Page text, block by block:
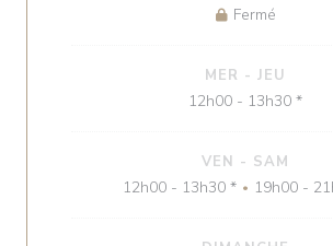
Fermé
MER -JEU
12h00 - 13h30 *
VEN - SAM
12h00 - 13h30 * • 19h00 -